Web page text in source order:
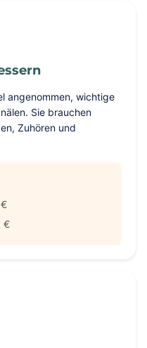
angenommen, wichtige
Sie brauchen
Zuhören und
€